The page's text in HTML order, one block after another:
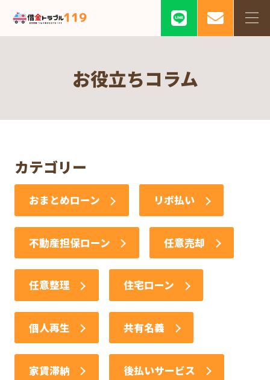
お役立ちコラム
カテゴリー
おまとめローン リボ払い
不動産担保ローン 任意売却
任意整理 住宅ローン
個人再生 共有名義
家賃滞納 後払いサービス